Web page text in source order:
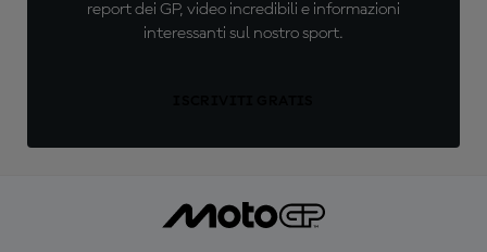
report dei GP, video incredibili e informazioni
interessanti sul nostro sport.